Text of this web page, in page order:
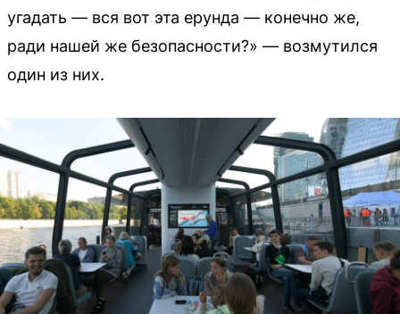
угадать — вся вот эта ерунда — конечно же,
ради нашей же безопасности?» — возмутился
один из них.